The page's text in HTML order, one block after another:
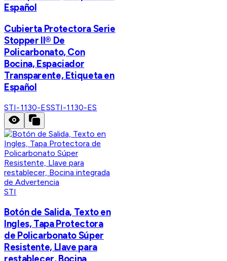
Español
Cubierta Protectora Serie
Stopper II® De
Policarbonato, Con
Bocina, Espaciador
Transparente, Etiqueta en
Español
STI-1130-ESSTI-1130-ES
STI
Botón de Salida, Texto en
Ingles, Tapa Protectora
de Policarbonato Súper
Resistente, Llave para
restablecer, Bocina